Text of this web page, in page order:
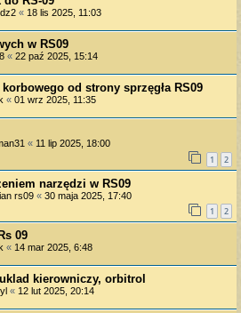
« 18 lis 2025, 11:03
w RS09
« 22 paź 2025, 15:14
od strony sprzęgła RS09
« 01 wrz 2025, 11:35
« 11 lip 2025, 18:00
1 2
narzędzi w RS09
rs09 « 30 maja 2025, 17:40
1 2
09
« 14 mar 2025, 6:48
kierowniczy, orbitrol
« 12 lut 2025, 20:14